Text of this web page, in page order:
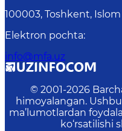
100003, Toshkent,
Elektron pochta:
info@mfa.uz
© 2001-2026
himoyalangan.
ma’lumotlardan
ko‘rsatilishi